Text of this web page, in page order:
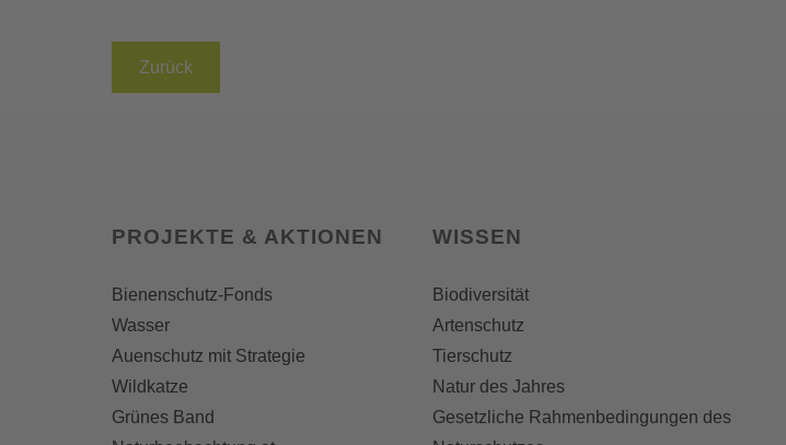
Zurück
PROJEKTE & AKTIONEN
Bienenschutz-Fonds
Wasser
Auenschutz mit Strategie
Wildkatze
Grünes Band
WISSEN
Biodiversität
Artenschutz
Tierschutz
Natur des Jahres
Gesetzliche Rahmenbedingungen des